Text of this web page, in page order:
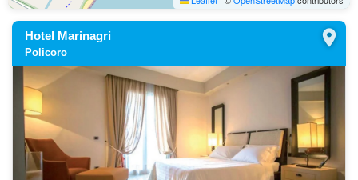
Hotel Marinagri location_on
Policoro